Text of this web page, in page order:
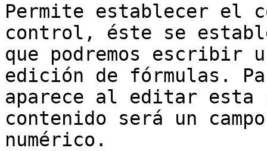
Permite establecer el
control, éste se
que podremos escribir
edición de fórmulas.
aparece al editar esta
contenido será un
numérico.